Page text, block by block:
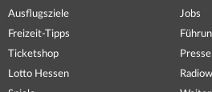
Ausflugsziele
Freizeit-Tipps
Ticketshop
Lotto Hessen
Jobs
Presse